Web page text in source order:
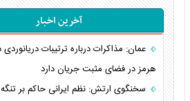
آخرین اخبار
عمان: مذاکرات درباره ترتیبات دریانوردی
هرمز در فضای مثبت جریان دارد
سخنگوی ارتش: نظم ایرانی حاکم بر